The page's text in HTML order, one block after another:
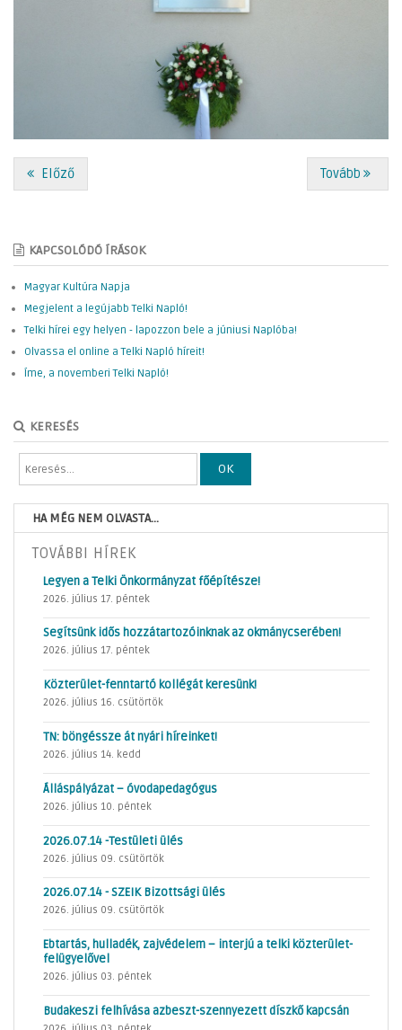
Előző Tovább
KAPCSOLÓDÓ ÍRÁSOK
Magyar Kultúra Napja
Megjelent a legújabb Telki Napló!
Telki hírei egy helyen - lapozzon bele a júniusi Naplóba!
Olvassa el online a Telki Napló híreit!
Íme, a novemberi Telki Napló!
KERESÉS
OK
HA MÉG NEM OLVASTA...
TOVÁBBI HÍREK
Legyen a Telki Önkormányzat főépítésze!
2026. július 17. péntek
Segítsünk idős hozzátartozóinknak az okmánycserében!
2026. július 17. péntek
Közterület-fenntartó kollégát keresünk!
2026. július 16. csütörtök
TN: böngéssze át nyári híreinket!
2026. július 14. kedd
Álláspályázat – óvodapedagógus
2026. július 10. péntek
2026.07.14 -Testületi ülés
2026. július 09. csütörtök
2026.07.14 - SZEIK Bizottsági ülés
2026. július 09. csütörtök
Ebtartás, hulladék, zajvédelem – interjú a telki közterület-
felügyelővel
2026. július 03. péntek
Budakeszi felhívása azbeszt-szennyezett díszkő kapcsán